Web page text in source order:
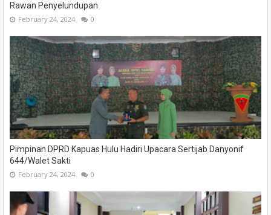
Rawan Penyelundupan
February 24, 2024 0
Pimpinan DPRD Kapuas Hulu Hadiri Upacara Sertijab Danyonif
644/Walet Sakti
February 24, 2024 0